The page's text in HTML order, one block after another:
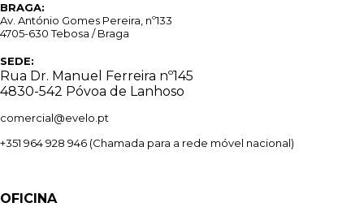
BRAGA:
Av. António Gomes Pereira, nº133
4705-630 Tebosa / Braga
SEDE:
Rua Dr. Manuel Ferreira nº145
4830-542 Póvoa de Lanhoso
comercial@evelo.pt
+351 964 928 946 (Chamada para a rede móvel nacional)
OFICINA